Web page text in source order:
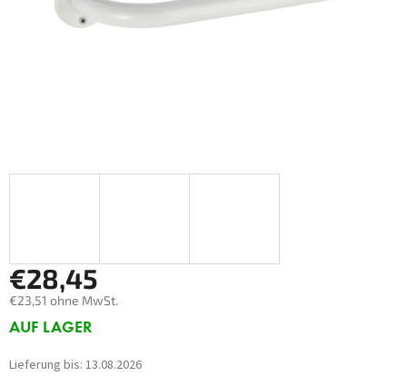
€28,45
€23,51 ohne MwSt.
Verkaufspreis:
AUF LAGER
Lieferung bis: 13.08.2026